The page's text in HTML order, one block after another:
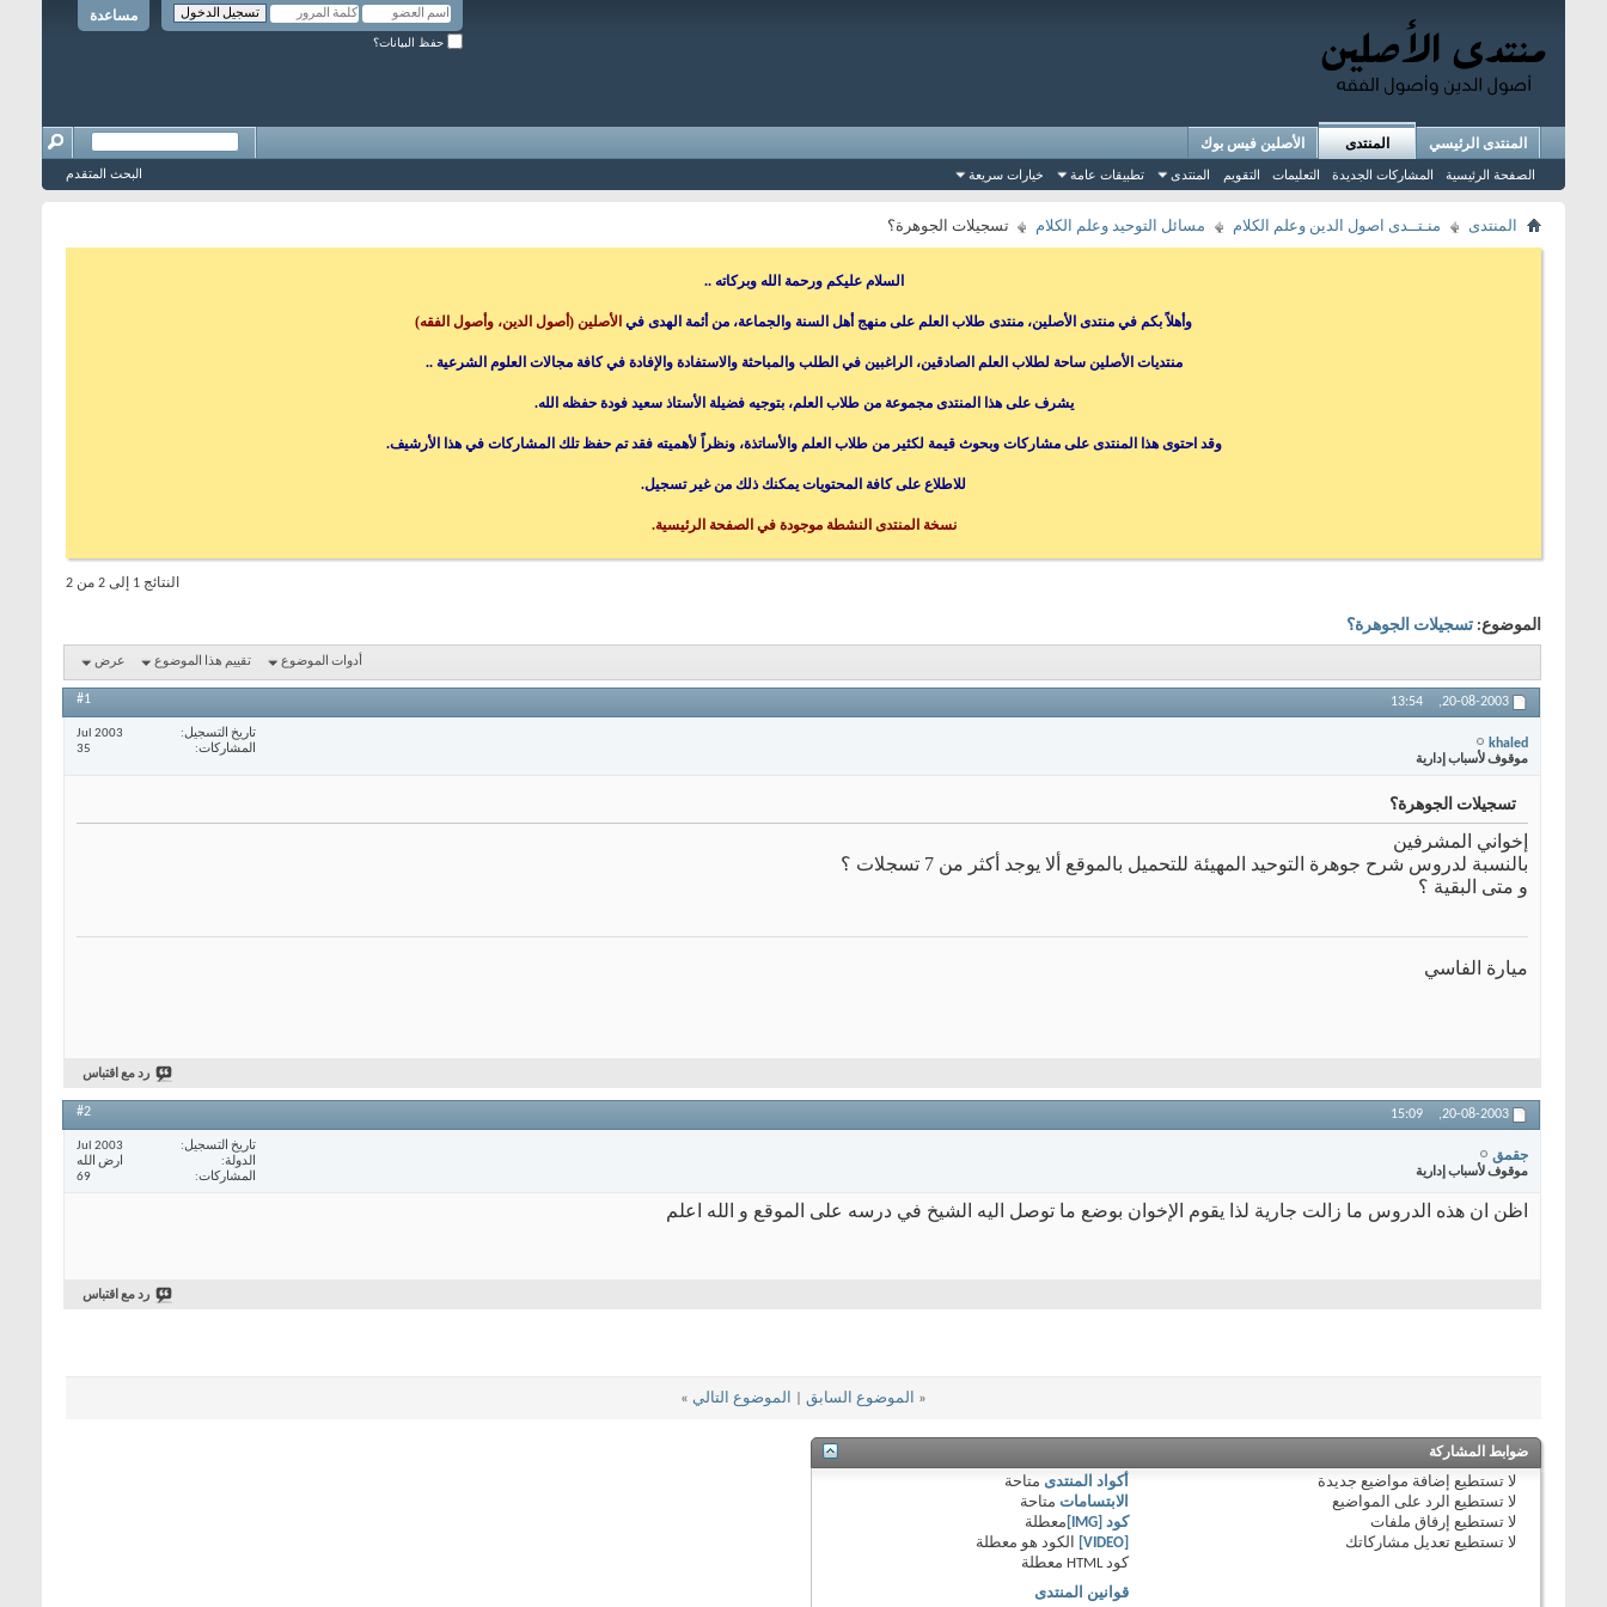
مساعدة
حفظ البيانات؟
المنتدى الرئيسي المنتدى
الصفحة الرئيسية المشاركات الجديدة التعليمات التقويم المنتدى تطبيقات عامة خيارات سريعة
الأصلين فيس بوك
البحث المتقدم
المنتدى منـتــدى اصول الدين وعلم الكلام مسائل التوحيد وعلم الكلام تسجيلات الجوهرة؟
السلام عليكم ورحمة الله وبركاته ..
وأهلاً بكم في منتدى الأصلين، منتدى طلاب العلم على منهج أهل السنة والجماعة، من أئمة الهدى في الأصلين (أصول الدين، وأصول الفقه)
منتديات الأصلين ساحة لطلاب العلم الصادقين، الراغبين في الطلب والمباحثة والاستفادة والإفادة في كافة مجالات العلوم الشرعية ..
يشرف على هذا المنتدى مجموعة من طلاب العلم، بتوجيه فضيلة الأستاذ سعيد فودة حفظه الله.
وقد احتوى هذا المنتدى على مشاركات وبحوث قيمة لكثير من طلاب العلم والأساتذة، ونظراً لأهميته فقد تم حفظ تلك المشاركات في هذا الأرشيف.
للاطلاع على كافة المحتويات يمكنك ذلك من غير تسجيل.
نسخة المنتدى النشطة موجودة في الصفحة الرئيسية.
النتائج 1 إلى 2 من 2
الموضوع: تسجيلات الجوهرة؟
أدوات الموضوع تقييم هذا الموضوع عرض
20-08-2003,
13:54
#1
khaled
موقوف لأسباب إدارية
تاريخ التسجيل
Jul 2003
المشاركات
35
تسجيلات الجوهرة؟
إخواني المشرفين
بالنسبة لدروس شرح جوهرة التوحيد المهيئة للتحميل بالموقع ألا يوجد أكثر من 7 تسجلات ؟
و متى البقية ؟
ميارة الفاسي
رد مع اقتباس
20-08-2003,
15:09
#2
جقمق
موقوف لأسباب إدارية
تاريخ التسجيل
Jul 2003
الدولة
ارض الله
المشاركات
69
اظن ان هذه الدروس ما زالت جارية لذا يقوم الإخوان بوضع ما توصل اليه الشيخ في درسه على الموقع و الله اعلم
رد مع اقتباس
« الموضوع السابق الموضوع التالي »
ضوابط المشاركة
لا تستطيعإضافة مواضيع جديدة
لا تستطيعالرد على المواضيع
لا تستطيعإرفاق ملفات
لا تستطيعتعديل مشاركاتك
أكواد المنتدى متاحة
الابتسامات متاحة
كود [IMG]
معطلة
الكود هو معطلة
كود HTML
معطلة
قوانين المنتدى